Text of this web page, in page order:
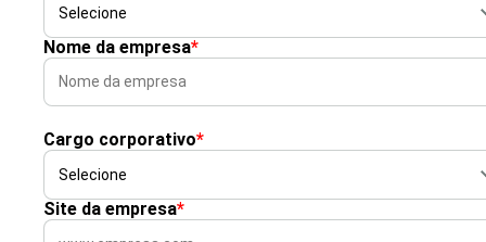
Nome da empresa*
Cargo corporativo*
Site da empresa*